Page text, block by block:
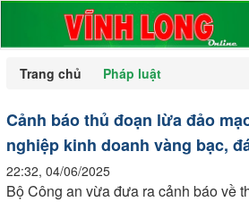
Trang chủ
Pháp luật
Cảnh báo thủ đoạn lừa đảo
nghiệp kinh doanh vàng bạc,
22:32, 04/06/2025
Bộ Công an vừa đưa ra cảnh báo về